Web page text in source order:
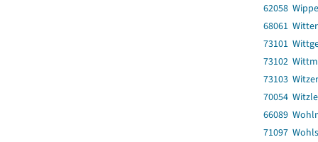
62058
68061
73101
73102
73103
70054
66089
71097